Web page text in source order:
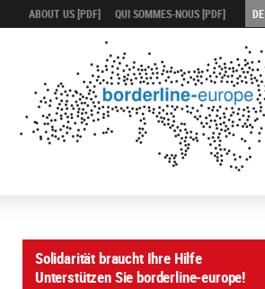
ABOUT US [PDF] QUI SOMMES-NOUS [PDF] DE
Solidarität braucht Ihre Hilfe
Unterstützen Sie borderline-europe!